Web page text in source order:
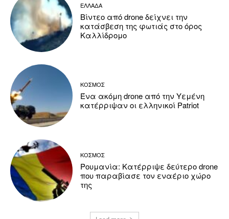
ΕΛΛΑΔΑ
Βίντεο από drone δείχνει την
κατάσβεση της φωτιάς στο όρος
Καλλίδρομο
ΚΟΣΜΟΣ
Ένα ακόμη drone από την Υεμένη
κατέρριψαν οι ελληνικοί Patriot
ΚΟΣΜΟΣ
Ρουμανία: Κατέρριψε δεύτερο drone
που παραβίασε τον εναέριο χώρο
της